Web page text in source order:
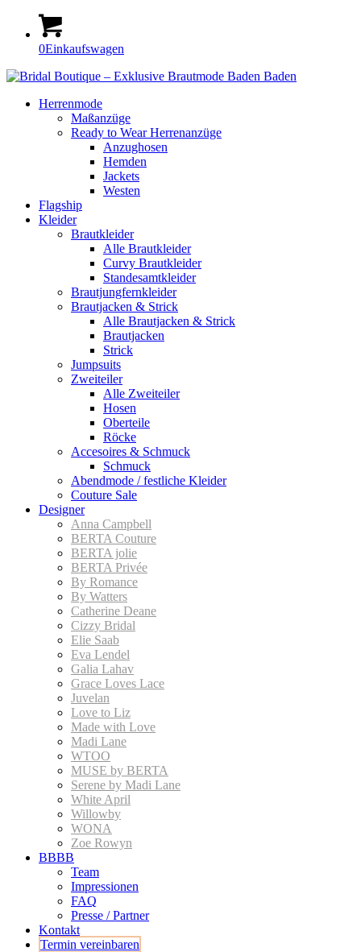
0Einkaufswagen
Herrenmode
Maßanzüge
Ready to Wear Herrenanzüge
Anzughosen
Hemden
Jackets
Westen
Flagship
Kleider
Braut­kleider
Alle Brautkleider
Curvy Braut­kleider
Standesamt­­­kleider
Braut­jungfern­kleider
Braut­jacken & Strick
Alle Brautjacken & Strick
Braut­jacken
Strick
Jumpsuits
Zweiteiler
Alle Zweiteiler
Hosen
Oberteile
Röcke
Accesoires & Schmuck
Schmuck
Abendmode / festliche Kleider
Couture Sale
Designer
Anna Campbell
BERTA Couture
BERTA jolie
BERTA Privée
By Romance
By Watters
Catherine Deane
Cizzy Bridal
Elie Saab
Eva Lendel
Galia Lahav
Grace Loves Lace
Juvelan
Love to Liz
Made with Love
Madi Lane
WTOO
MUSE by BERTA
Serene by Madi Lane
White April
Willowby
WONA
Zoe Rowyn
BBBB
Team
Impressionen
FAQ
Presse / Partner
Kontakt
Termin vereinbaren